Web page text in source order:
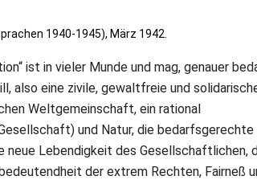
1940-1945), März 1942.
ist in vieler Munde und mag, genauer
also eine zivile, gewaltfreie und
Weltgemeinschaft, ein rational
und Natur, die bedarfsgerechte
neue Lebendigkeit des Gesellschaftlichen,
der extrem Rechten, Fairneß